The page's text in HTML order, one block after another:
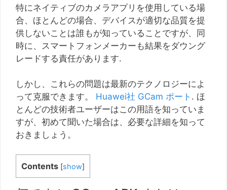
特にネイティブのカメラアプリを使用している場
合、ほとんどの場合、デバイスが適切な品質を提
供しないことは誰もが知っていることですが、同
時に、スマートフォンメーカーも結果をダウング
レードする責任があります.
しかし、これらの問題は最新のテクノロジーによ
って克服できます。 Huawei社 GCam ポート . ほ
とんどの技術者ユーザーはこの用語を知っていま
すが、初めて聞いた場合は、必要な詳細を知って
おきましょう。
Contents [show]